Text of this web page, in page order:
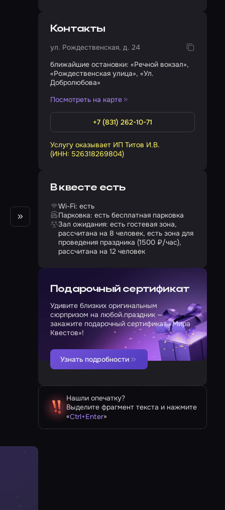
Контакты
ул. Рождественская, д. 24
ближайшие остановки: «Речной вокзал»,
«Рождественская улица», «Ул.
Добролюбова»
Посмотреть на карте
+7 (831) 262-10-71
Услугу оказывает ИП Титов И.В.
(ИНН: 526318269804)
В квесте есть
Wi-Fi: есть
Парковка: есть бесплатная парковка
Зал ожидания: есть гостевая зона,
рассчитана на 8 человек, есть зона для
проведения праздника (1500 ₽/час),
рассчитана на 12 человек
Подарочный сертификат
Удивите близких оригинальным
сюрпризом на любой праздник —
закажите подарочный сертификат «Мира
Квестов»!
Узнать подробности
Нашли опечатку?
Выделите фрагмент текста и нажмите
«Ctrl+Enter»